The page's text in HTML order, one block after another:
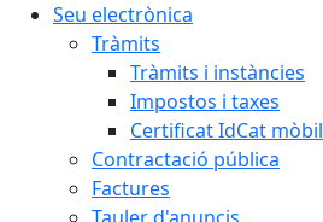
Seu electrònica
Tràmits
Tràmits i instàncies
Impostos i taxes
Certificat IdCat mòbil
Contractació pública
Factures